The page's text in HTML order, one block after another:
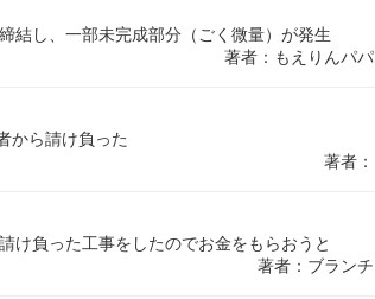
結し、一部未完成部分（ごく微量）が発生
著者：もえりんパパ
から請け負った
著者：
け負った工事をしたのでお金をもらおうと
著者：ブランチ